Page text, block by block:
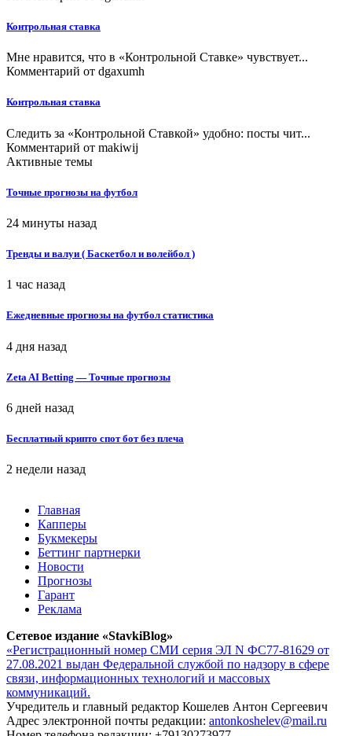
Контрольная ставка
Мне нравится, что в «Контрольной Ставке» чувствует...
Комментарий от dgaxumh
Контрольная ставка
Следить за «Контрольной Ставкой» удобно: посты чит...
Комментарий от makiwij
Активные темы
Точные прогнозы на футбол
24 минуты назад
Тренды и валуи ( Баскетбол и волейбол )
1 час назад
Ежедневные прогнозы на футбол статистика
4 дня назад
Zeta AI Betting — Точные прогнозы
6 дней назад
Бесплатный крипто спот бот без плеча
2 недели назад
Главная
Капперы
Букмекеры
Беттинг партнерки
Новости
Прогнозы
Гарант
Реклама
Сетевое издание «StavkiBlog»
«Регистрационный номер СМИ серия ЭЛ N ФС77-81629 от
27.08.2021 выдан Федеральной службой по надзору в сфере
связи, информационных технологий и массовых
коммуникаций.
Учредитель и главный редактор Кошелев Антон Сергеевич
Адрес электронной почты редакции: antonkoshelev@mail.ru